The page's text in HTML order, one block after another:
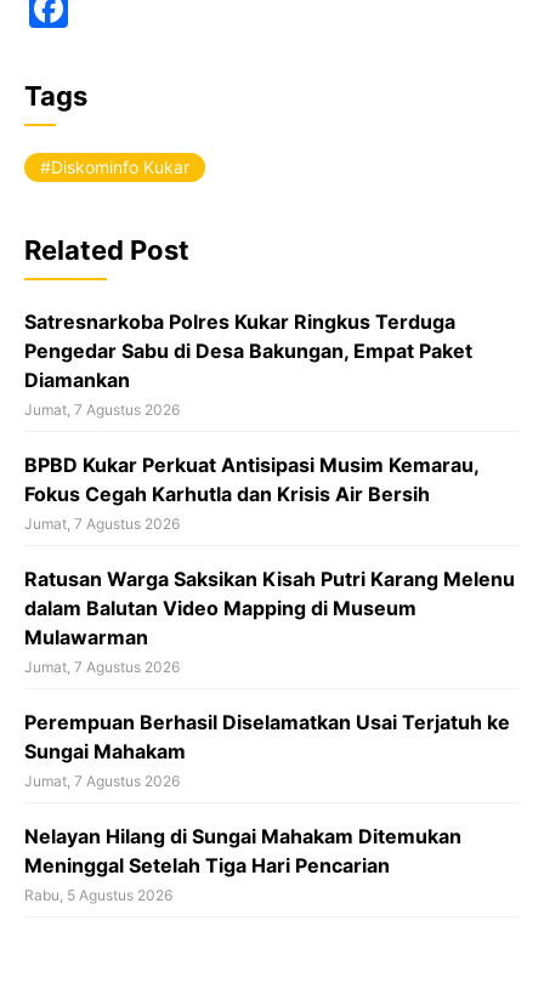
c
e
b
o
k
Tags
Diskominfo Kukar
Related Post
Satresnarkoba Polres Kukar Ringkus Terduga
Pengedar Sabu di Desa Bakungan, Empat Paket
Diamankan
Jumat, 7 Agustus 2026
BPBD Kukar Perkuat Antisipasi Musim Kemarau,
Fokus Cegah Karhutla dan Krisis Air Bersih
Jumat, 7 Agustus 2026
Ratusan Warga Saksikan Kisah Putri Karang Melenu
dalam Balutan Video Mapping di Museum
Mulawarman
Jumat, 7 Agustus 2026
Perempuan Berhasil Diselamatkan Usai Terjatuh ke
Sungai Mahakam
Jumat, 7 Agustus 2026
Nelayan Hilang di Sungai Mahakam Ditemukan
Meninggal Setelah Tiga Hari Pencarian
Rabu, 5 Agustus 2026